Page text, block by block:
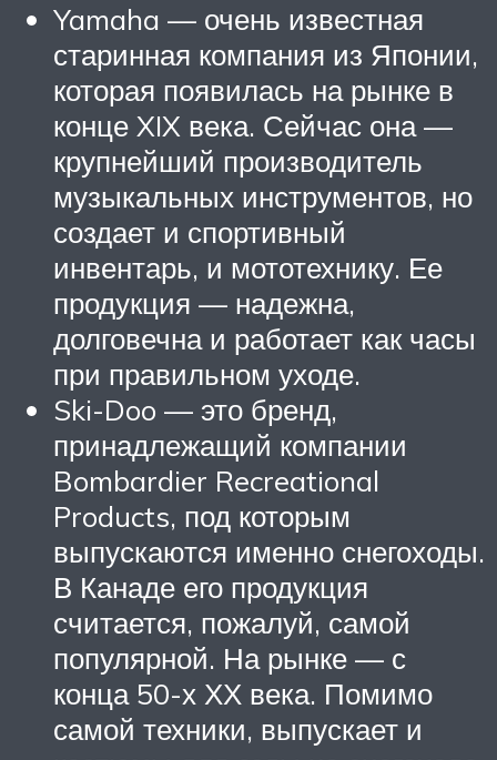
Yamaha — очень известная
старинная компания из Японии,
которая появилась на рынке в
конце XIX века. Сейчас она —
крупнейший производитель
музыкальных инструментов, но
создает и спортивный
инвентарь, и мототехнику. Ее
продукция — надежна,
долговечна и работает как часы
при правильном уходе.
Ski-Doo — это бренд,
принадлежащий компании
Bombardier Recreational
Products, под которым
выпускаются именно снегоходы.
В Канаде его продукция
считается, пожалуй, самой
популярной. На рынке — с
конца 50-х ХХ века. Помимо
самой техники, выпускает и